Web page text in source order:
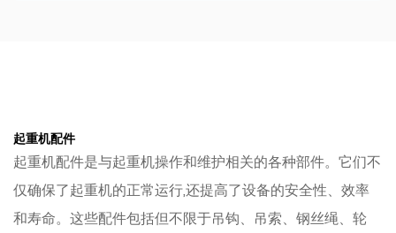
起重机配件
起重机配件是与起重机操作和维护相关的各种部件。它们不
仅确保了起重机的正常运行,还提高了设备的安全性、效率
和寿命。这些配件包括但不限于吊钩、吊索、钢丝绳、轮